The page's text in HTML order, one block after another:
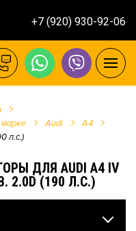
+7 (920) 930-92-06
Audi
A4
л.с.)
ДЛЯ AUDI A4 IV
2.0D (190 Л.С.)